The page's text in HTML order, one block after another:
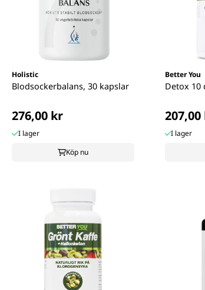
Holistic
Blodsockerbalans, 30 kapslar
276,00 kr
I lager
Köp nu
Better You
Detox 10
I lager